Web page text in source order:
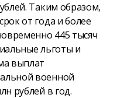
Таким образом,
от года и более
445 тысяч
льготы и
выплат
военной
рублей в год.